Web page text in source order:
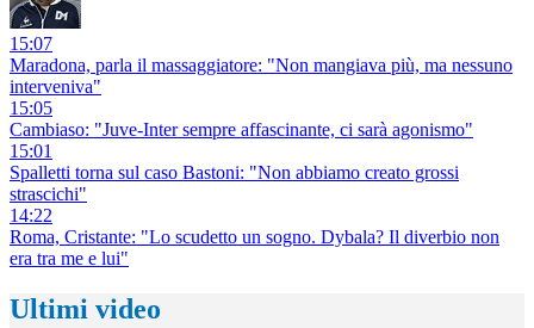
15:07
Maradona, parla il massaggiatore: "Non mangiava più, ma nessuno
interveniva"
15:05
Cambiaso: "Juve-Inter sempre affascinante, ci sarà agonismo"
15:01
Spalletti torna sul caso Bastoni: "Non abbiamo creato grossi
strascichi"
14:22
Roma, Cristante: "Lo scudetto un sogno. Dybala? Il diverbio non
era tra me e lui"
Ultimi video